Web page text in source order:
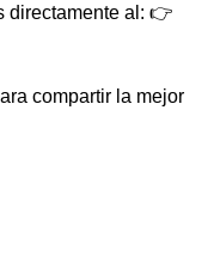
directamente al: 👉
compartir la mejor